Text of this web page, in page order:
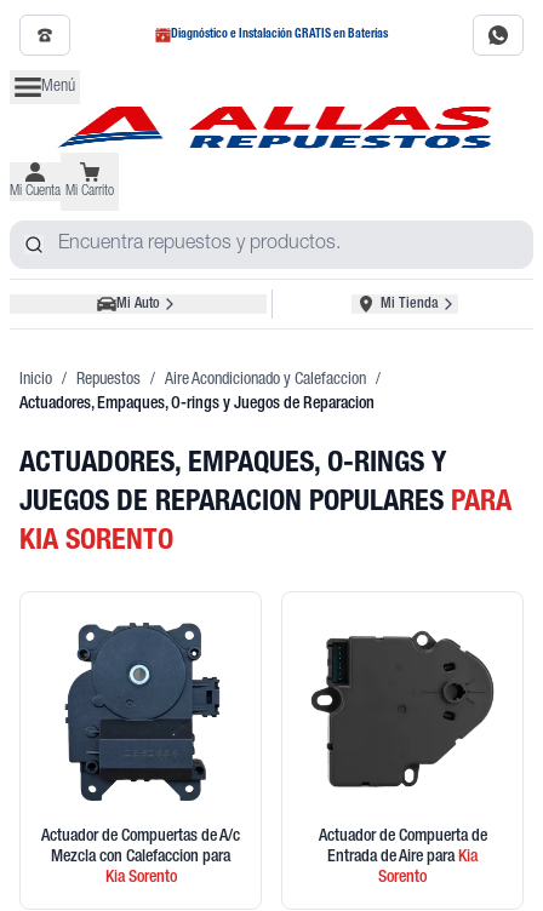
Diagnóstico e Instalación GRATIS en Baterías
Menú
Mi Cuenta Mi Carrito
Mi Auto Mi Tienda
Inicio / Repuestos / Aire Acondicionado y Calefaccion /
Actuadores, Empaques, O-rings y Juegos de Reparacion
ACTUADORES, EMPAQUES, O-RINGS Y
JUEGOS DE REPARACION POPULARES PARA
KIA SORENTO
Actuador de Compuertas de A/c
Mezcla con Calefaccion para
KiaSorento
Actuador de Compuerta de
Entrada de Aire paraKia
Sorento